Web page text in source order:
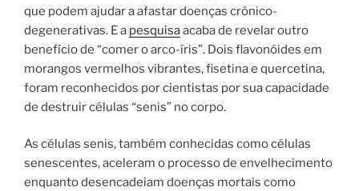
que podem ajudar a afastar doenças crônico-
degenerativas. E a pesquisaacaba de revelar outro
benefício de “comer o arco-íris”. Dois flavonóides em
morangos vermelhos vibrantes, fisetina e quercetina,
foram reconhecidos por cientistas por sua capacidade
de destruir células “senis” no corpo.
As células senis, também conhecidas como células
senescentes, aceleram o processo de envelhecimento
enquanto desencadeiam doenças mortais como